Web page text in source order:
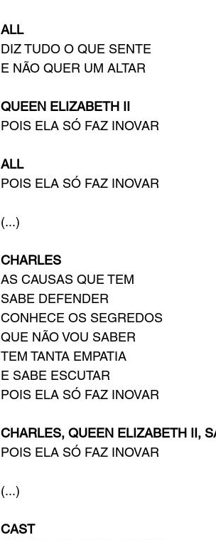
ALL
DIZ TUDO O QUE SENTE
E NÃO QUER UM ALTAR
QUEEN ELIZABETH II
POIS ELA SÓ FAZ INOVAR
ALL
POIS ELA SÓ FAZ INOVAR
(...)
CHARLES
AS CAUSAS QUE TEM
SABE DEFENDER
CONHECE OS SEGREDOS
QUE NÃO VOU SABER
TEM TANTA EMPATIA
E SABE ESCUTAR
POIS ELA SÓ FAZ INOVAR
CHARLES, QUEEN ELIZABETH II,
POIS ELA SÓ FAZ INOVAR
(...)
CAST